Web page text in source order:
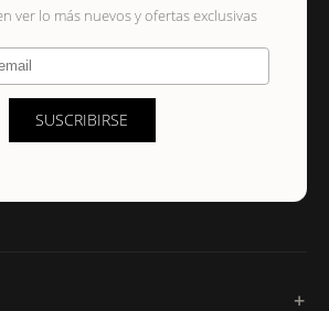
ver lo más nuevos y ofertas exclusivas
SUSCRIBIRSE